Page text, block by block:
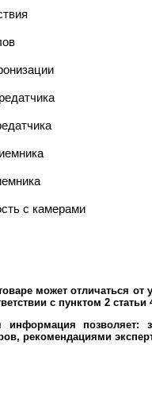
с камерами
может отличаться от
с пунктом 2 статьи
информация
рекомендациями